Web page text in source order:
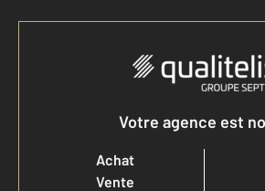
Votre agence est
Achat
Vente